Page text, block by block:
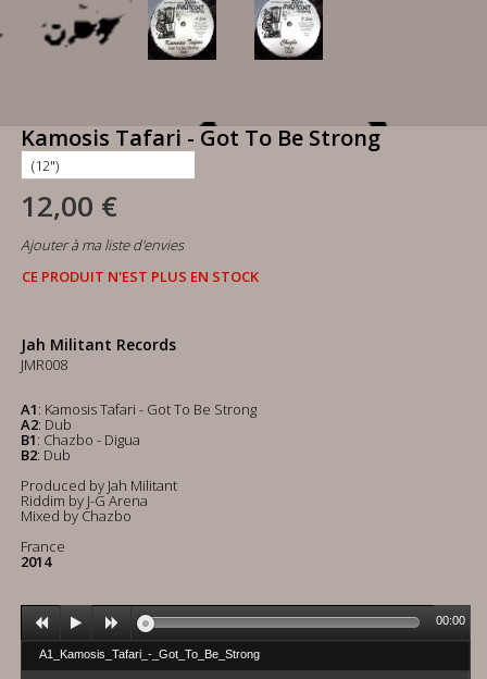
Kamosis Tafari - Got To Be Strong
12,00 €
Ajouter à ma liste d'envies
CE PRODUIT N'EST PLUS EN STOCK
Jah Militant Records
JMR008
A1: Kamosis Tafari - Got To Be Strong
A2: Dub
B1: Chazbo - Digua
B2: Dub
Produced by Jah Militant
Riddim by J-G Arena
Mixed by Chazbo
France
2014
A1_Kamosis_Tafari_-_Got_To_Be_Strong
00:00